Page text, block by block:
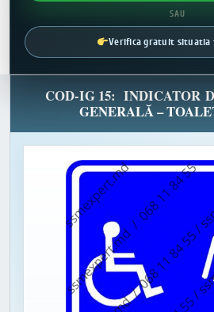
SAU
Verifica gratuit situatia
COD-IG 15: INDICATOR
GENERALĂ –